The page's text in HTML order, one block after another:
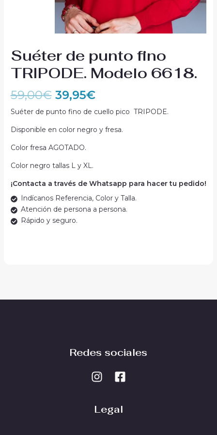
Suéter de punto fino
TRIPODE. Modelo 6618.
59,00€ 39,95€
Suéter de punto fino de cuello pico TRIPODE.
Disponible en color negro y fresa.
Color fresa AGOTADO.
Color negro tallas L y XL.
¡Contacta a través de Whatsapp para hacer tu pedido!
Indícanos Referencia, Color y Talla.
Atención de persona a persona.
Rápido y seguro.
Redes sociales
Legal